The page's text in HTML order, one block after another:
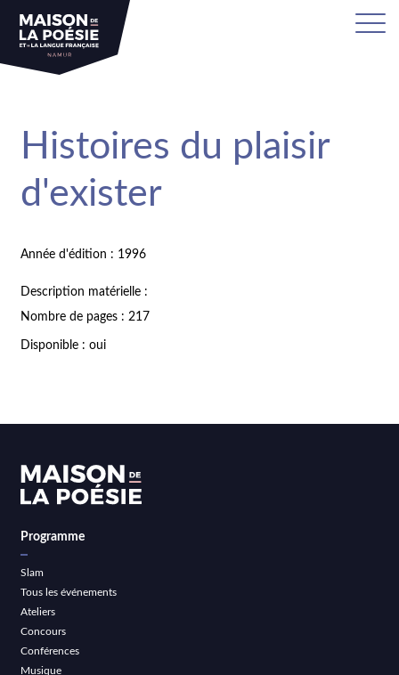
Histoires du plaisir
d'exister
Année d'édition : 1996
Description matérielle :
Nombre de pages : 217
Disponible : oui
Programme
Slam
Tous les événements
Ateliers
Concours
Conférences
Musique